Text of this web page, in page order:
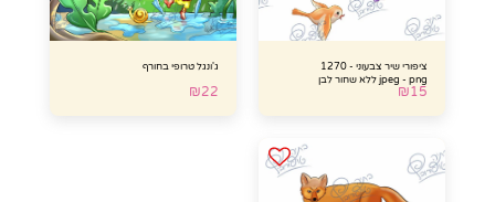
ציפורי שיר צבעוני - 1270
jpeg - png ללא שחור לבן
₪15
ג'ונגל טרופי בחורף
₪22